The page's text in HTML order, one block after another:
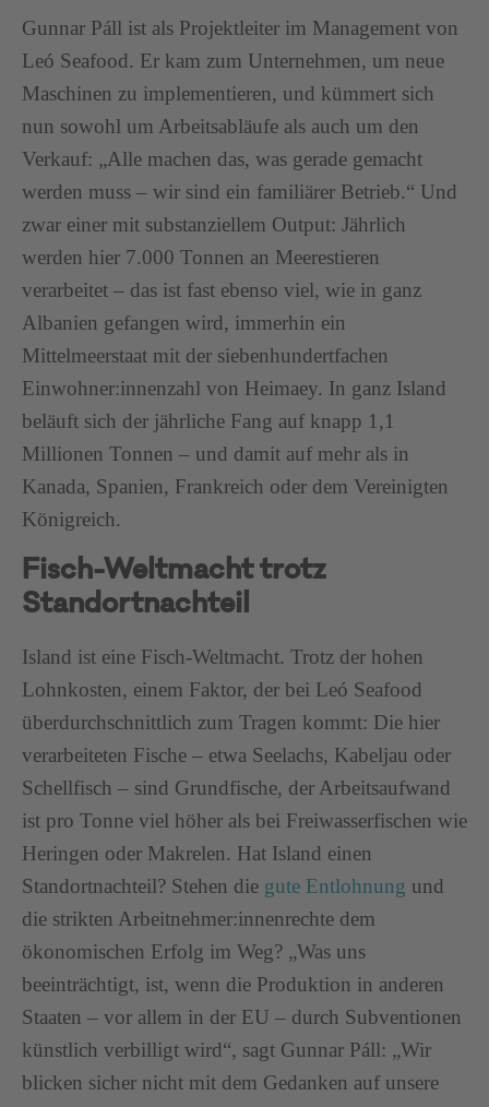
Gunnar Páll ist als Projektleiter im Management von
Leó Seafood. Er kam zum Unternehmen, um neue
Maschinen zu implementieren, und kümmert sich
nun sowohl um Arbeitsabläufe als auch um den
Verkauf: „Alle machen das, was gerade gemacht
werden muss – wir sind ein familiärer Betrieb.“ Und
zwar einer mit substanziellem Output: Jährlich
werden hier 7.000 Tonnen an Meerestieren
verarbeitet – das ist fast ebenso viel, wie in ganz
Albanien gefangen wird, immerhin ein
Mittelmeerstaat mit der siebenhundertfachen
Einwohner:innenzahl von Heimaey. In ganz Island
beläuft sich der jährliche Fang auf knapp 1,1
Millionen Tonnen – und damit auf mehr als in
Kanada, Spanien, Frankreich oder dem Vereinigten
Königreich.
Fisch-Weltmacht trotz
Standortnachteil
Island ist eine Fisch-Weltmacht. Trotz der hohen
Lohnkosten, einem Faktor, der bei Leó Seafood
überdurchschnittlich zum Tragen kommt: Die hier
verarbeiteten Fische – etwa Seelachs, Kabeljau oder
Schellfisch – sind Grundfische, der Arbeitsaufwand
ist pro Tonne viel höher als bei Freiwasserfischen wie
Heringen oder Makrelen. Hat Island einen
Standortnachteil? Stehen die gute Entlohnung und
die strikten Arbeitnehmer:innenrechte dem
ökonomischen Erfolg im Weg? „Was uns
beeinträchtigt, ist, wenn die Produktion in anderen
Staaten – vor allem in der EU – durch Subventionen
künstlich verbilligt wird“, sagt Gunnar Páll: „Wir
blicken sicher nicht mit dem Gedanken auf unsere